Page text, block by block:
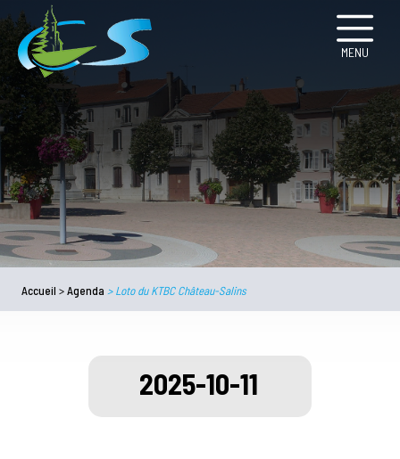
MENU
Accueil >Agenda >Loto du KTBC Château-Salins
2025-10-11